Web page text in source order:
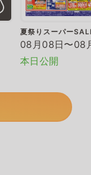
夏祭りスーパー
08月08日〜08
本日公開